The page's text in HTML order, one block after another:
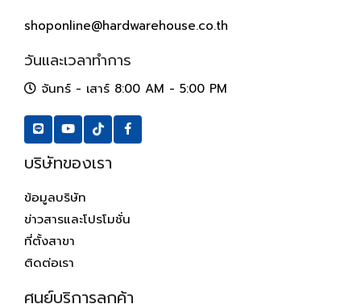
shoponline@hardwarehouse.co.th
วันและเวลาทำการ
จันทร์ - เสาร์ 8:00 AM - 5:00 PM
บริษัทของเรา
ข้อมูลบริษัท
ข่าวสารและโปรโมชั่น
ที่ตั้งสาขา
ติดต่อเรา
ศูนย์บริการลูกค้า